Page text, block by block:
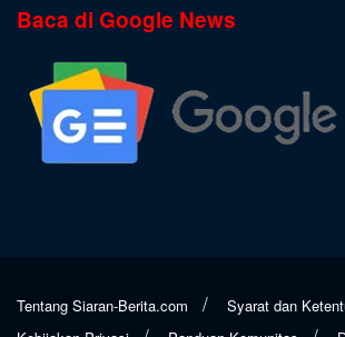
Baca di Google News
Tentang Siaran-Berita.com
Syarat dan